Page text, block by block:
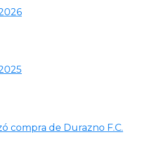
compra de Durazno F.C.